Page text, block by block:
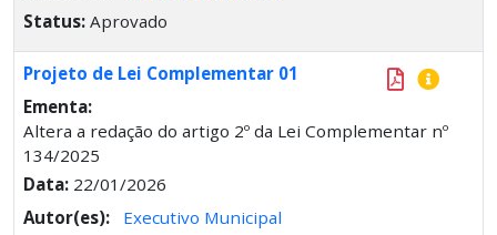
Status: Aprovado
Projeto de Lei Complementar 01
Ementa:
Altera a redação do artigo 2º da Lei Complementar nº
134/2025
Data: 22/01/2026
Autor(es):
Executivo Municipal